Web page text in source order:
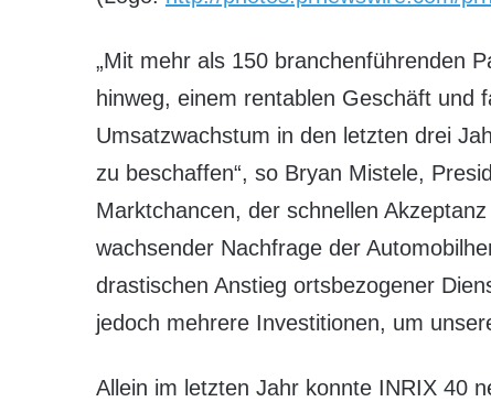
„Mit mehr als 150 branchenführenden
hinweg, einem rentablen Geschäft und
Umsatzwachstum in den letzten drei
zu beschaffen“, so Bryan Mistele,
Marktchancen, der schnellen
wachsender Nachfrage der
drastischen Anstieg ortsbezogener
jedoch mehrere Investitionen, um
Allein im letzten Jahr konnte INRIX 40